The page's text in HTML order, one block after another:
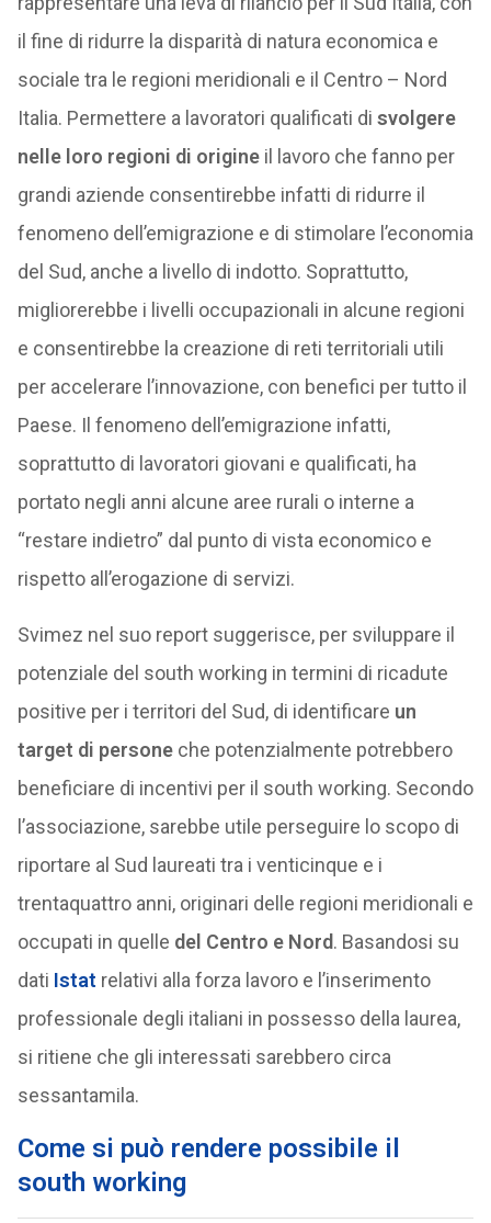
il fine di ridurre la disparità di natura economica e
sociale tra le regioni meridionali e il Centro – Nord
Italia. Permettere a lavoratori qualificati di svolgere
nelle loro regioni di origineil lavoro che fanno per
grandi aziende consentirebbe infatti di ridurre il
fenomeno dell’emigrazione e di stimolare l’economia
del Sud, anche a livello di indotto. Soprattutto,
migliorerebbe i livelli occupazionali in alcune regioni
e consentirebbe la creazione di reti territoriali utili
per accelerare l’innovazione, con benefici per tutto il
Paese. Il fenomeno dell’emigrazione infatti,
soprattutto di lavoratori giovani e qualificati, ha
portato negli anni alcune aree rurali o interne a
“restare indietro” dal punto di vista economico e
rispetto all’erogazione di servizi.
Svimez nel suo report suggerisce, per sviluppare il
potenziale del south working in termini di ricadute
positive per i territori del Sud, di identificare un
target di personeche potenzialmente potrebbero
beneficiare di incentivi per il south working. Secondo
l’associazione, sarebbe utile perseguire lo scopo di
riportare al Sud laureati tra i venticinque e i
trentaquattro anni, originari delle regioni meridionali e
occupati in quelle del Centro e Nord. Basandosi su
dati Istat relativi alla forza lavoro e l’inserimento
professionale degli italiani in possesso della laurea,
si ritiene che gli interessati sarebbero circa
sessantamila.
Come si può rendere possibile il
south working